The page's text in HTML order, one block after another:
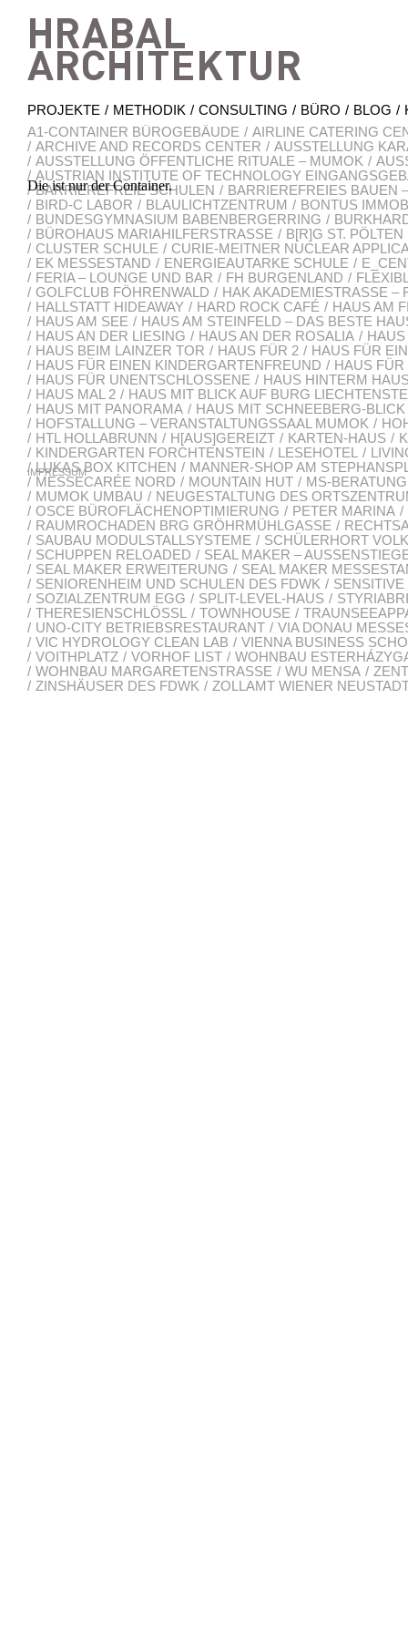
PROJEKTE METHODIK CONSULTING BÜRO BLOG
A1-CONTAINER BÜROGEBÄUDE
AIRLINE CATERING
ARCHIVE AND RECORDS CENTER
AUSSTELLUNG
AUSSTELLUNG ÖFFENTLICHE RITUALE – MUMOK
AUSTRIAN INSTITUTE OF TECHNOLOGY
BARRIEREFREIE SCHULEN
BARRIEREFREIES BAUEN
BIRD-C LABOR
BLAULICHTZENTRUM
BONTUS
BUNDESGYMNASIUM BABENBERGERRING
BÜROHAUS MARIAHILFERSTRASSE
B[R]G ST. PÖLTEN
CLUSTER SCHULE
CURIE-MEITNER NUCLEAR
EK MESSESTAND
ENERGIEAUTARKE SCHULE
FERIA – LOUNGE UND BAR
FH BURGENLAND
GOLFCLUB FÖHRENWALD
HAK AKADEMIESTRASSE –
HALLSTATT HIDEAWAY
HARD ROCK CAFÉ
HAUS AM
HAUS AM SEE
HAUS AM STEINFELD – DAS BESTE
HAUS AN DER LIESING
HAUS AN DER ROSALIA
HAUS BEIM LAINZER TOR
HAUS FÜR 2
HAUS FÜR
HAUS FÜR EINEN KINDERGARTENFREUND
HAUS
HAUS FÜR UNENTSCHLOSSENE
HAUS HINTERM
HAUS MAL 2
HAUS MIT BLICK AUF BURG
HAUS MIT PANORAMA
HAUS MIT SCHNEEBERG-BLICK
HOFSTALLUNG – VERANSTALTUNGSSAAL MUMOK
HTL HOLLABRUNN
H[AUS]GEREIZT KARTEN-HAUS
KINDERGARTEN FORCHTENSTEIN
LESEHOTEL
LUKAS BOX KITCHEN
MANNER-SHOP AM
MESSECARÉE NORD
MOUNTAIN HUT
MS-
MUMOK UMBAU
NEUGESTALTUNG DES
OSCE BÜROFLÄCHENOPTIMIERUNG
PETER MARINA
RAUMROCHADEN BRG GRÖHRMÜHLGASSE
SAUBAU MODULSTALLSYSTEME
SCHÜLERHORT
SCHUPPEN RELOADED
SEAL MAKER – AUSSENSTIEGE
SEAL MAKER ERWEITERUNG
SEAL MAKER
SENIORENHEIM UND SCHULEN DES FDWK
SOZIALZENTRUM EGG
SPLIT-LEVEL-HAUS
THERESIENSCHLÖSSL
TOWNHOUSE
UNO-CITY BETRIEBSRESTAURANT
VIA DONAU
VIC HYDROLOGY CLEAN LAB
VIENNA BUSINESS
VOITHPLATZ
VORHOF LIST
WOHNBAU
WOHNBAU MARGARETENSTRASSE
WU MENSA
ZINSHÄUSER DES FDWK
ZOLLAMT WIENER
Die ist nur der Container.
IMPRESSUM